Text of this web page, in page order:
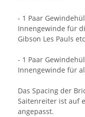
- 1 Paar
Innengewinde für
Gibson Les Pauls
- 1 Paar
Innengewinde für
Das Spacing der
Saitenreiter ist auf
angepasst.